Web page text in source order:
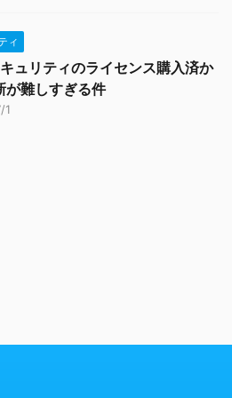
ィ
ュリティのライセンス購入済か
が難しすぎる件
1